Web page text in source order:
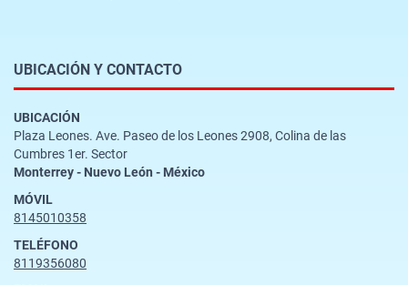
UBICACIÓN Y CONTACTO
UBICACIÓN
Plaza Leones. Ave. Paseo de los Leones 2908, Colina de las
Cumbres 1er. Sector
Monterrey - Nuevo León - México
MÓVIL
8145010358
TELÉFONO
8119356080